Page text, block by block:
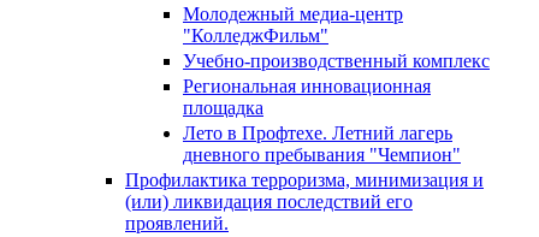
Молодежный медиа-центр
"КолледжФильм"
Учебно-производственный комплекс
Региональная инновационная
площадка
Лето в Профтехе. Летний лагерь
дневного пребывания "Чемпион"
Профилактика терроризма, минимизация и
(или) ликвидация последствий его
проявлений.